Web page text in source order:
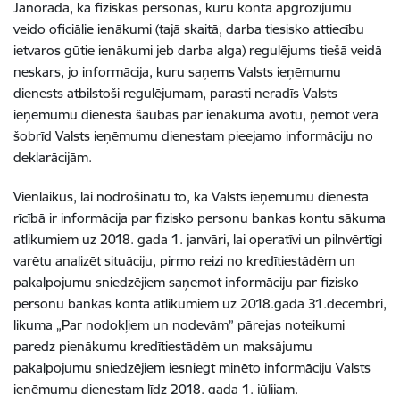
Jānorāda, ka fiziskās personas, kuru konta apgrozījumu
veido oficiālie ienākumi (tajā skaitā, darba tiesisko attiecību
ietvaros gūtie ienākumi jeb darba alga) regulējums tiešā veidā
neskars, jo informācija, kuru saņems Valsts ieņēmumu
dienests atbilstoši regulējumam, parasti neradīs Valsts
ieņēmumu dienesta šaubas par ienākuma avotu, ņemot vērā
šobrīd Valsts ieņēmumu dienestam pieejamo informāciju no
deklarācijām.
Vienlaikus, lai nodrošinātu to, ka Valsts ieņēmumu dienesta
rīcībā ir informācija par fizisko personu bankas kontu sākuma
atlikumiem uz 2018. gada 1. janvāri, lai operatīvi un pilnvērtīgi
varētu analizēt situāciju, pirmo reizi no kredītiestādēm un
pakalpojumu sniedzējiem saņemot informāciju par fizisko
personu bankas konta atlikumiem uz 2018.gada 31.decembri,
likuma „Par nodokļiem un nodevām” pārejas noteikumi
paredz pienākumu kredītiestādēm un maksājumu
pakalpojumu sniedzējiem iesniegt minēto informāciju Valsts
ieņēmumu dienestam līdz 2018. gada 1. jūlijam.